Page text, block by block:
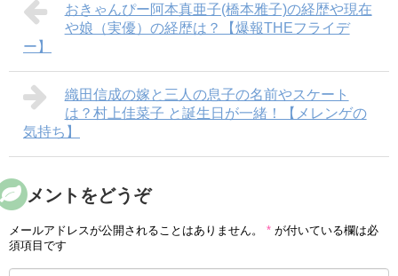
おきゃんぴー阿本真亜子(橋本雅子)の経歴や現在
や娘（実優）の経歴は？【爆報THEフライデ
ー】
織田信成の嫁と三人の息子の名前やスケート
は？村上佳菜子 と誕生日が一緒！【メレンゲの
気持ち】
コメントをどうぞ
メールアドレスが公開されることはありません。 * が付いている欄は必
須項目です